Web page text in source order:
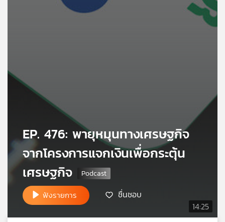
ข่าย
แผนที่
เครือ
14:25
EP. 476: พายุหมุนทางเศรษฐกิจ
จากโครงการแจกเงินเพื่อกระตุ้น
เศรษฐกิจ
ฟังรายการ ชื่นชอบ